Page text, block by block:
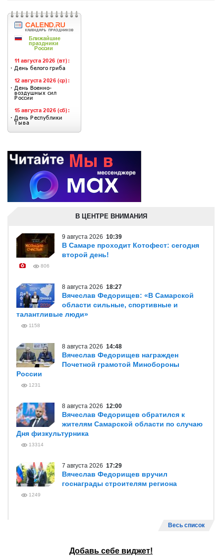
В ЦЕНТРЕ ВНИМАНИЯ
9 августа 2026 10:39
В Самаре проходит Котофест: сегодня
второй день!
806
8 августа 2026 18:27
Вячеслав Федорищев: «В Самарской
области сильные, спортивные и
талантливые люди»
1158
8 августа 2026 14:48
Вячеслав Федорищев награжден
Почетной грамотой Минобороны
России
1231
8 августа 2026 12:00
Вячеслав Федорищев обратился к
жителям Самарской области по случаю
Дня физкультурника
13314
7 августа 2026 17:29
Вячеслав Федорищев вручил
госнаграды строителям региона
1249
Весь список
Добавь себе виджет!